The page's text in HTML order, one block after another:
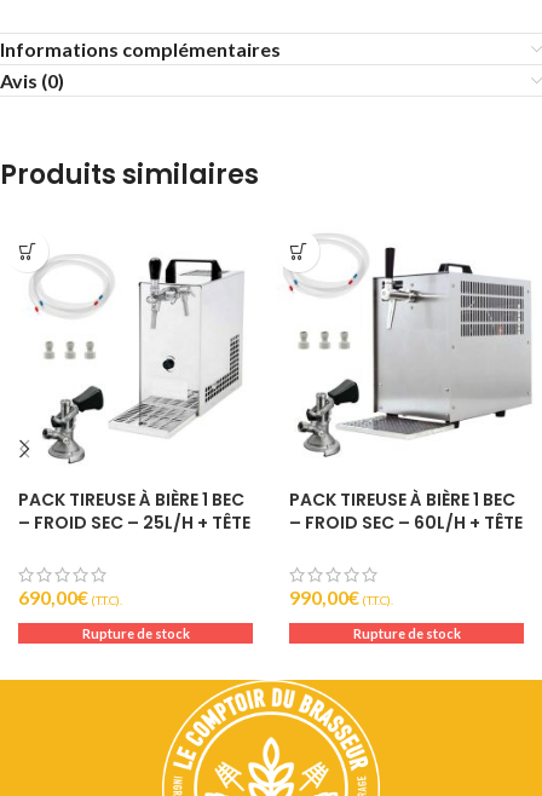
Informations complémentaires
Avis (0)
Produits similaires
PACK TIREUSE À BIÈRE 1 BEC
– FROID SEC – 25L/H + TÊTE
690,00€ (T.T.C).
Rupture de stock
PACK TIREUSE À BIÈRE 1 BEC
– FROID SEC – 60L/H + TÊTE
990,00€ (T.T.C).
Rupture de stock